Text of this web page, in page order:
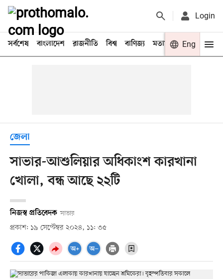
Login
সর্বশেষ বাংলাদেশ রাজনীতি বিশ্ব বাণিজ্য মতামত খেলা
Eng
জেলা
সাভার-আশুলিয়ার অধিকাংশ কারখানা
খোলা, বন্ধ আছে ২২টি
নিজস্ব প্রতিবেদক সাভার
প্রকাশ: ১৯ সেপ্টেম্বর ২০২৪, ১১: ৩৫